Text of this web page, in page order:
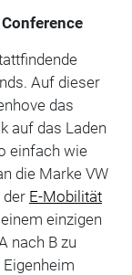
Auf dieser
das
auf das Laden
einfach wie
die Marke VW
der E-Mobilität
einzigen
nach B zu